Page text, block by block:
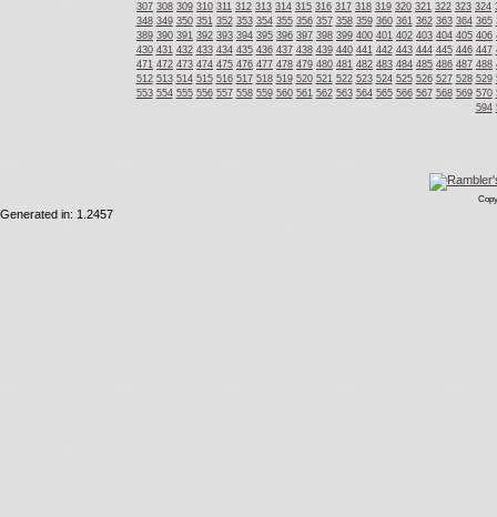
307 308 309 310 311 312 313 314 315 316 317 318 319 320 321 322 323 324
348 349 350 351 352 353 354 355 356 357 358 359 360 361 362 363 364 365
389 390 391 392 393 394 395 396 397 398 399 400 401 402 403 404 405 406
430 431 432 433 434 435 436 437 438 439 440 441 442 443 444 445 446 447
471 472 473 474 475 476 477 478 479 480 481 482 483 484 485 486 487 488
512 513 514 515 516 517 518 519 520 521 522 523 524 525 526 527 528 529
553 554 555 556 557 558 559 560 561 562 563 564 565 566 567 568 569 570
594
Generated in: 1.2457